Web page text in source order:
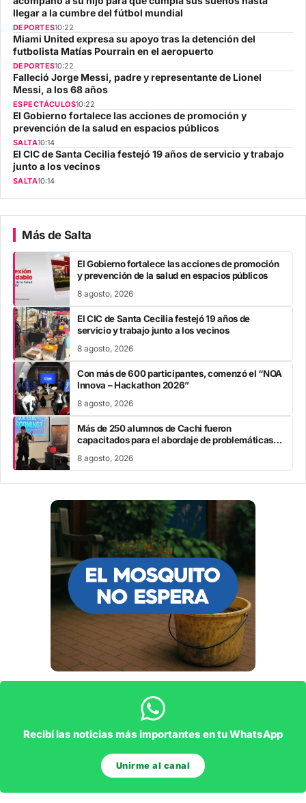
llegar a la cumbre del fútbol mundial
DEPORTES10:22
Miami United expresa su apoyo tras la detención del
futbolista Matías Pourrain en el aeropuerto
DEPORTES10:22
Falleció Jorge Messi, padre y representante de Lionel
Messi, a los 68 años
ESPECTÁCULOS10:22
El Gobierno fortalece las acciones de promoción y
prevención de la salud en espacios públicos
SALTA10:14
El CIC de Santa Cecilia festejó 19 años de servicio y trabajo
junto a los vecinos
SALTA10:14
Más de Salta
El Gobierno fortalece las acciones de promoción
y prevención de la salud en espacios públicos
8 agosto, 2026
El CIC de Santa Cecilia festejó 19 años de
servicio y trabajo junto a los vecinos
8 agosto, 2026
Con más de 600 participantes, comenzó el “NOA
Innova – Hackathon 2026”
8 agosto, 2026
Más de 250 alumnos de Cachi fueron
capacitados para el abordaje de problemáticas
8 agosto, 2026
Recibí las noticias más importantes en tu WhatsApp
Unirme al canal